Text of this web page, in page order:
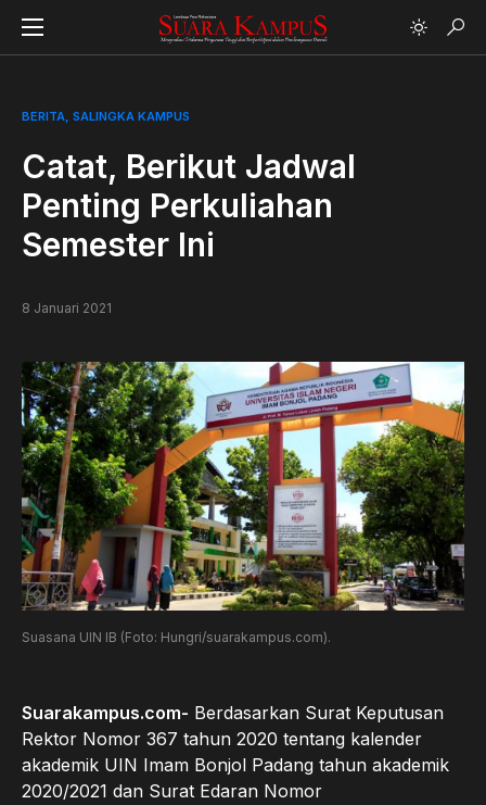
BERITA SALINGKA KAMPUS
Catat, Berikut Jadwal
Penting Perkuliahan
Semester Ini
8 Januari 2021
Suasana UIN IB (Foto: Hungri/suarakampus.com).
Suarakampus.com- Berdasarkan Surat Keputusan
Rektor Nomor 367 tahun 2020 tentang kalender
akademik UIN Imam Bonjol Padang tahun akademik
2020/2021 dan Surat Edaran Nomor